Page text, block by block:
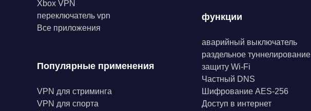
Xbox VPN
переключатель vpn
Все приложения
Популярные применения
VPN для стриминга
VPN для спорта
функции
аварийный выключатель
раздельное туннелирование
защиту Wi-Fi
Частный DNS
Шифрование AES-256
Доступ в интернет